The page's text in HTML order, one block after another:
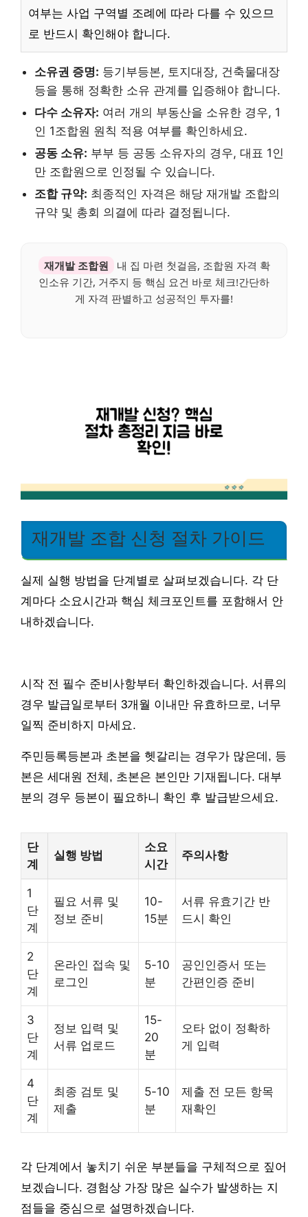
여부는 사업 구역별 조례에 따라 다를 수 있으므
로 반드시 확인해야 합니다.
소유권 증명: 등기부등본, 토지대장, 건축물대장
등을 통해 정확한 소유 관계를 입증해야 합니다.
다수 소유자: 여러 개의 부동산을 소유한 경우, 1
인 1조합원 원칙 적용 여부를 확인하세요.
공동 소유: 부부 등 공동 소유자의 경우, 대표 1인
만 조합원으로 인정될 수 있습니다.
조합 규약: 최종적인 자격은 해당 재개발 조합의
규약 및 총회 의결에 따라 결정됩니다.
재개발 조합원
내 집 마련 첫걸음, 조합원 자격 확
인소유 기간, 거주지 등 핵심 요건 바로 체크!간단하
게 자격 판별하고 성공적인 투자를!
재개발 조합 신청 절차 가이드
실제 실행 방법을 단계별로 살펴보겠습니다. 각 단
계마다 소요시간과 핵심 체크포인트를 포함해서 안
내하겠습니다.
시작 전 필수 준비사항부터 확인하겠습니다. 서류의
경우 발급일로부터 3개월 이내만 유효하므로, 너무
일찍 준비하지 마세요.
주민등록등본과 초본을 헷갈리는 경우가 많은데, 등
본은 세대원 전체, 초본은 본인만 기재됩니다. 대부
분의 경우 등본이 필요하니 확인 후 발급받으세요.
단
계
실행 방법
소요
시간
주의사항
1
단
계
필요 서류 및
정보 준비
10-
15분
서류 유효기간 반
드시 확인
2
단
계
온라인 접속 및
로그인
5-10
분
공인인증서 또는
간편인증 준비
3
단
계
정보 입력 및
서류 업로드
15-
20
분
오타 없이 정확하
게 입력
4
단
계
최종 검토 및
제출
5-10
분
제출 전 모든 항목
재확인
각 단계에서 놓치기 쉬운 부분들을 구체적으로 짚어
보겠습니다. 경험상 가장 많은 실수가 발생하는 지
점들을 중심으로 설명하겠습니다.